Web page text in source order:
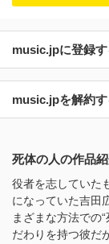
music.jpに登録
music.jpを解約
死体の人の作品
役者を志していた
になっていた吉田
まざまな方法での
だわりを持つ彼だ